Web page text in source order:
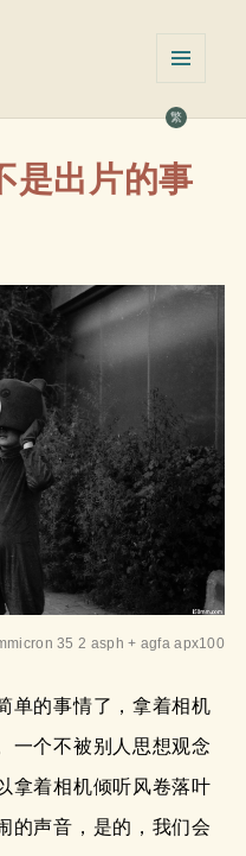
繁
挂件
是出片的事
35 2 asph + agfa apx100
单的事情了，拿着相机
一个不被别人思想观念
拿着相机倾听风卷落叶
的声音，是的，我们会